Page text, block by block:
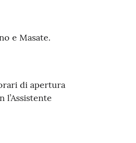
e Masate.
di apertura